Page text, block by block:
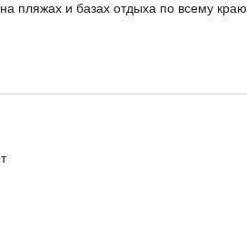
пляжах и базах отдыха по всему краю